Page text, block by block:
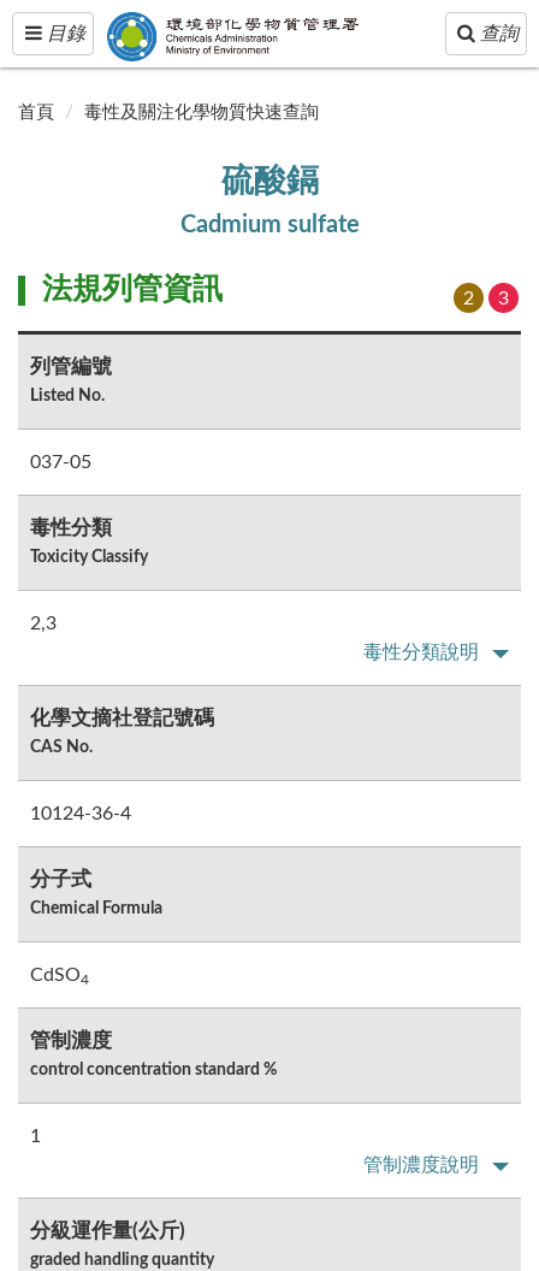
Toggle
navigation
目錄
Toggle
navigation
查詢
首頁 毒性及關注化學物質快速查詢
硫酸鎘
Cadmium sulfate
2 3
法規列管資訊
列管編號
Listed No.
037-05
毒性分類
Toxicity Classify
2,3
毒性分類說明
化學文摘社登記號碼
CAS No.
10124-36-4
分子式
Chemical Formula
CdSO4
管制濃度
control concentration standard %
1
管制濃度說明
分級運作量(公斤)
graded handling quantity